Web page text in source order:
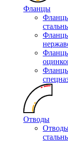
Фланцы
Отводы